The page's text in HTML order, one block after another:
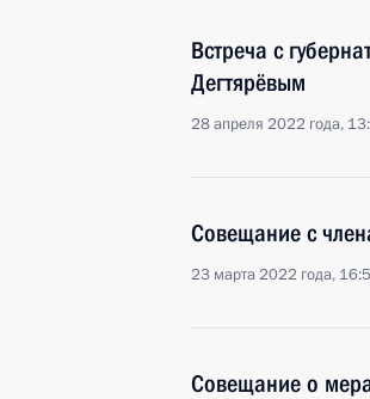
Встреча с
Дегтярёвым
28 апреля 2022 года,
Совещание с
23 марта 2022 года,
Совещание о